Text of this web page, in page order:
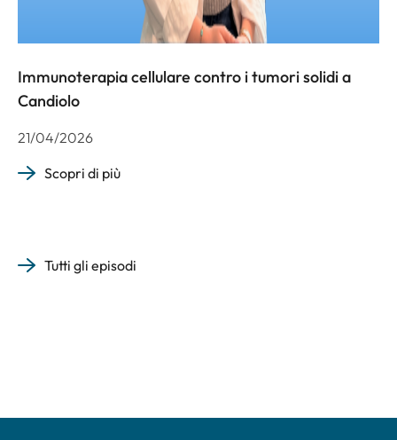
Immunoterapia cellulare contro i tumori solidi a
Candiolo
21/04/2026
Scopri di più
Tutti gli episodi